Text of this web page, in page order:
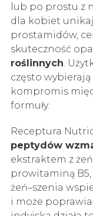
lub po prostu z
dla kobiet
prostamidów,
skuteczność
roślinnych .
często
kompromis
formuły.
Receptura
peptydów
ekstraktem z
prowitaminą
żeń–szenia
i może